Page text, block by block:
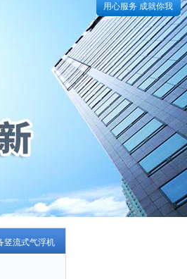
竖流式气浮机
用心服务 成就你我